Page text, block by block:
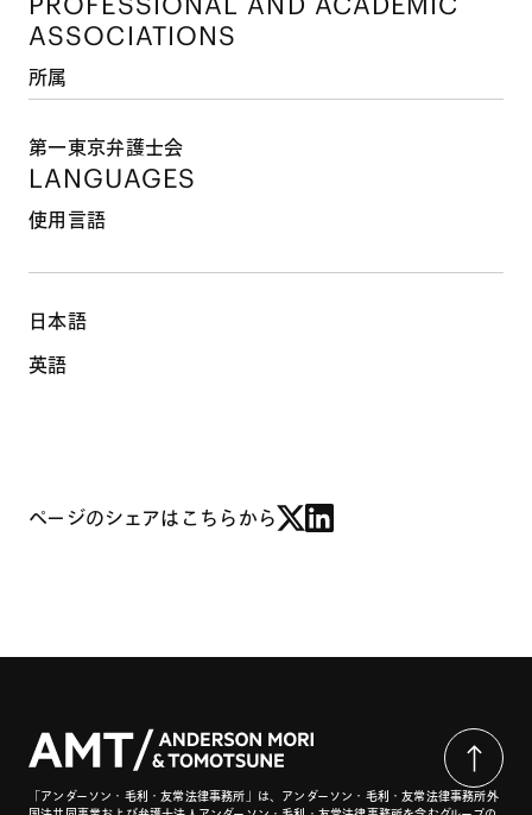
ASSOCIATIONS
所属
第一東京弁護士会
LANGUAGES
使用言語
日本語
英語
ページのシェアはこちらから
「アンダーソン・毛利・友常法律事務所」は、アンダーソン・毛利・友常法律事務所外